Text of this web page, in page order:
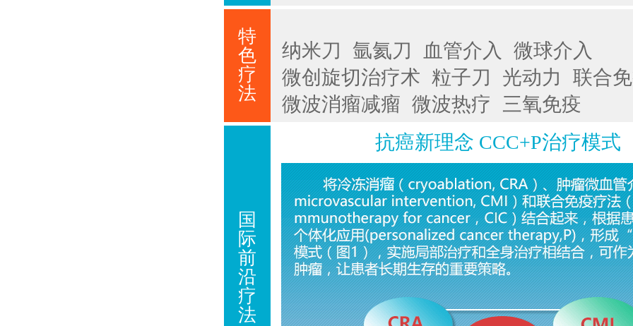
特
色
疗
法
纳米刀 氩氦刀 血管介入
微球介入
微创旋切治疗术 粒子刀 光动力
联合
微波消瘤减瘤 微波热疗 三氧免疫
国
际
前
沿
疗
法
抗癌新理念 CCC+P治疗模式